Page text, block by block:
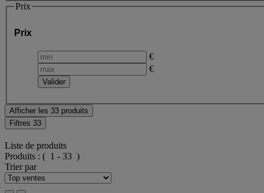
Prix
Prix
€
€
Afficher les 33 produits
Filtres 33
Liste de produits
Produits : ( 1 - 33 )
Trier par